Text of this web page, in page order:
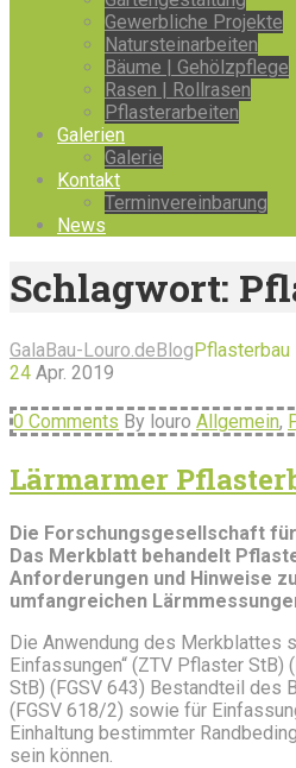
Gewerbliche Projekte
Natursteinarbeiten
Bäume | Gehölzpflege
Rasen | Rollrasen
Pflasterarbeiten
Galerien
Galerie
Kontakt
Terminvereinbarung
News
Schlagwort:
GalaBau-Louro.deBlogPflasterbau
24 Apr. 2019
0 Comments By louro Allgemein,
Lärmarmer
Die Forschungsgesellschaft
Das Merkblatt behandelt
Anforderungen und Hinweise
umfangreichen
Die Anwendung des Merkblattes
Einfassungen“ (ZTV Pflaster
StB) (FGSV 643) Bestandteil des
(FGSV 618/2) sowie für
Einhaltung bestimmter
sein können.